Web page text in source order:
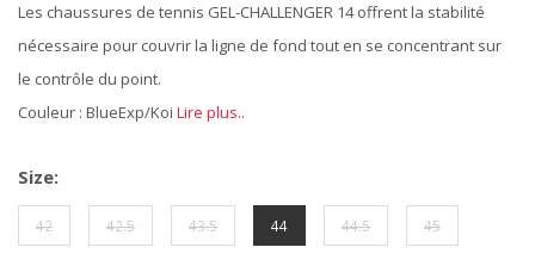
Les chaussures de tennis GEL-CHALLENGER 14 offrent la stabilité
nécessaire pour couvrir la ligne de fond tout en se concentrant sur
le contrôle du point.
Couleur : BlueExp/Koi Lire plus..
Size:
42 42.5 43.5 44 44.5 45